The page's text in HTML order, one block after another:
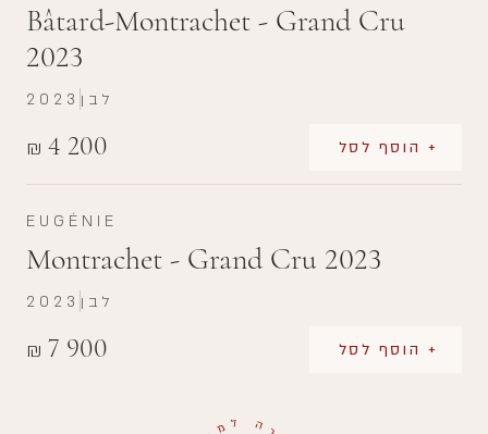
Bâtard-Montrachet - Grand Cru
2023
₪ 4 200 + הוסף לסל
2023 לבן
EUGÉNIE
Montrachet - Grand Cru 2023
₪ 7 900 + הוסף לסל
2023 לבן